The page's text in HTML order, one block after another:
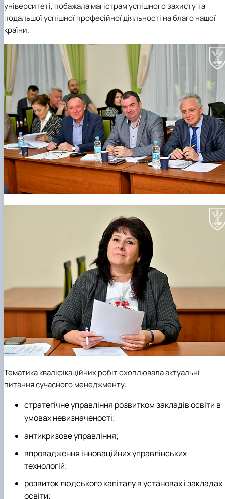
університеті, побажала магістрам успішного захисту та
подальшої успішної професійної діяльності на благо нашої
країни.
Тематика кваліфікаційних робіт охоплювала актуальні
питання сучасного менеджменту:
стратегічне управління розвитком закладів освіти в
умовах невизначеності;
антикризове управління;
впровадження інноваційних управлінських
технологій;
розвиток людського капіталу в установах і закладах
освіти;